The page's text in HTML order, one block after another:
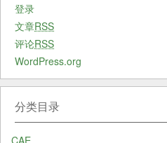
登录
文章RSS
评论RSS
WordPress.org
分类目录
CAE